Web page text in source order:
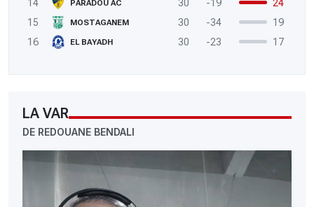
14
PARADOU AC 30 -19
24
15
MOSTAGANEM 30 -34
19
16
EL BAYADH 30 -23 17
LA VAR
DE REDOUANE BENDALI